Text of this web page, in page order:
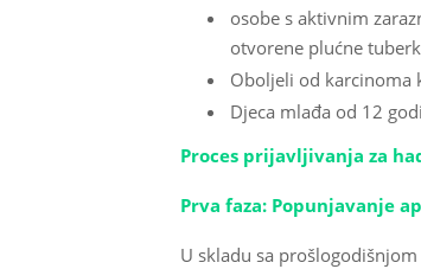
osobe s aktivnim
otvorene plućne
Oboljeli od karcinoma
Djeca mlađa od 12
Proces prijavljivanja za
Prva faza: Popunjavanje
U skladu sa